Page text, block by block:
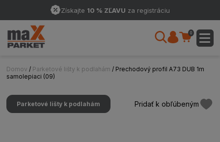
Získajte 10 % ZĽAVU za registráciu
0
Domov / Parketové lišty k podlahám / Prechodový profil A73 DUB 1m
samolepiaci (09)
Parketové lišty k podlahám Pridať k obľúbeným